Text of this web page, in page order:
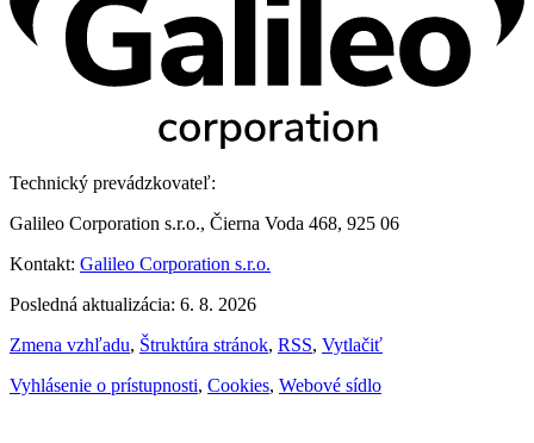
Technický prevádzkovateľ:
Galileo Corporation s.r.o., Čierna Voda 468, 925 06
Kontakt: Galileo Corporation s.r.o.
Posledná aktualizácia: 6. 8. 2026
Zmena vzhľadu, Štruktúra stránok, RSS, Vytlačiť
Vyhlásenie o prístupnosti, Cookies, Webové sídlo